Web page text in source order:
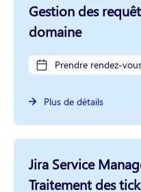
Gestion des
domaine
Prendre rendez-
Plus de détails
Jira Service
Traitement des